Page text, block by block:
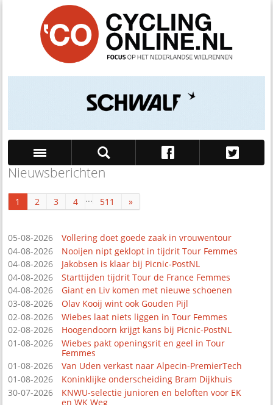
Nieuwsberichten
1 2 3 4 ... 511 »
05-08-2026
Vollering doet goede zaak in vrouwentour
04-08-2026
Nooijen nipt geklopt in tijdrit Tour Femmes
04-08-2026
Jakobsen is klaar bij Picnic-PostNL
04-08-2026
Starttijden tijdrit Tour de France Femmes
04-08-2026
Giant en Liv komen met nieuwe schoenen
03-08-2026
Olav Kooij wint ook Gouden Pijl
02-08-2026
Wiebes laat niets liggen in Tour Femmes
02-08-2026
Hoogendoorn krijgt kans bij Picnic-PostNL
01-08-2026
Wiebes pakt openingsrit en geel in Tour
Femmes
01-08-2026
Van Uden verkast naar Alpecin-PremierTech
01-08-2026
Koninklijke onderscheiding Bram Dijkhuis
30-07-2026
KNWU-selectie junioren en beloften voor EK
en WK Weg